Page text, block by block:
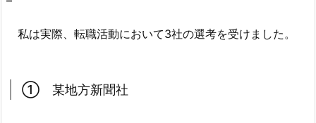
私は実際、転職活動において3社の選考を受けました。
① 某地方新聞社